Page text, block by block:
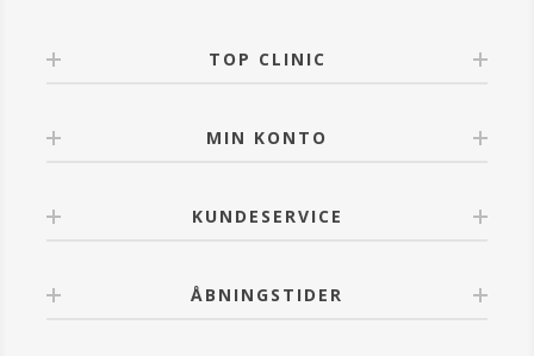
TOP CLINIC
MIN KONTO
KUNDESERVICE
ÅBNINGSTIDER